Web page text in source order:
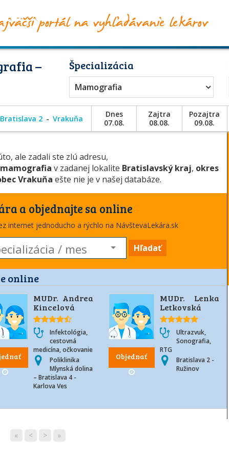
– Špecializácia
Mamografia
Bratislava 2 Vrakuňa
Dnes
07.08.
Zajtra
08.08.
Pozajtra
09.08.
ale zadali ste zlú adresu,
mamografia v zadanej lokalite Bratislavský kraj, okres
Vrakuňa ešte nie je v našej databáze.
a objednajte sa online
internet jednoducho a rýchlo na NávštevaLekára.sk
Hľadať
online
MUDr. Andrea
Kincelová
Infektológia,
cestovná
medicína, očkovanie
Poliklinika
Mlynská dolina
– Bratislava 4 -
Karlova Ves
Objednať
MUDr. Lenka
Letkovská
Ultrazvuk,
Sonografia,
RTG
Bratislava 2 -
Ružinov
« < > »